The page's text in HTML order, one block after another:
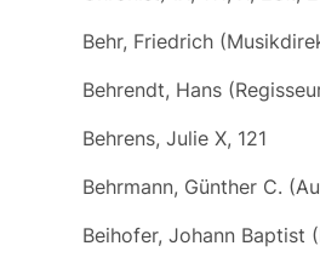
Behr, Friedrich
Behrendt, Hans
Behrens, Julie X, 121
Behrmann, Günther C.
Beihofer, Johann Baptist